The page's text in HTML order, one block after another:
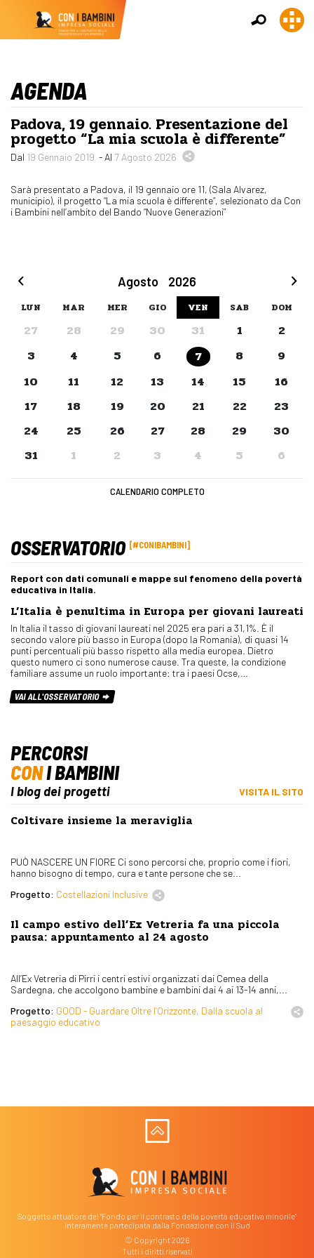
AGENDA
Padova, 19 gennaio. Presentazione del
progetto “La mia scuola è differente”
Dal 19 Gennaio 2019 - Al 7 Agosto 2026
Sarà presentato a Padova, il 19 gennaio ore 11, (Sala Alvarez,
municipio), il progetto “La mia scuola è differente”, selezionato da Con
i Bambini nell’ambito del Bando “Nuove Generazioni”
Agosto 2026
LUN MAR MER GIO VEN SAB DOM
27 28 29 30 31 1
2
3
4 5 6 7 8
9
10
11 12 13 14 15
16
17
18 19 20 21 22
23
24
25 26 27 28 29
30
31
1 2 3 4 5 6
CALENDARIO COMPLETO
OSSERVATORIO #CONIBAMBINI
Report con dati comunali e mappe sul fenomeno della povertà
educativa in Italia.
L’Italia è penultima in Europa per giovani laureati
In Italia il tasso di giovani laureati nel 2025 era pari a 31,1%. È il
secondo valore più basso in Europa (dopo la Romania), di quasi 14
punti percentuali più basso rispetto alla media europea. Dietro
questo numero ci sono numerose cause. Tra queste, la condizione
familiare assume un ruolo importante: tra i paesi Ocse,…
VAI ALL'OSSERVATORIO
PERCORSI
CONI BAMBINI
I blog dei progetti VISITA IL SITO
Coltivare insieme la meraviglia
PUÒ NASCERE UN FIORE Ci sono percorsi che, proprio come i fiori,
hanno bisogno di tempo, cura e tante persone che se...
Progetto: Costellazioni Inclusive
Il campo estivo dell’Ex Vetreria fa una piccola
pausa: appuntamento al 24 agosto
All’Ex Vetreria di Pirri i centri estivi organizzati dai Cemea della
Sardegna, che accolgono bambine e bambini dai 4 ai 13-14 anni,...
Progetto: GOOD - Guardare Oltre l’Orizzonte, Dalla scuola al
paesaggio educativo
Soggetto attuatore del "Fondo per il contrasto della povertà educativa minorile"
interamente partecipata dalla Fondazione con il Sud
© Copyright 2026
Tutti i diritti riservati